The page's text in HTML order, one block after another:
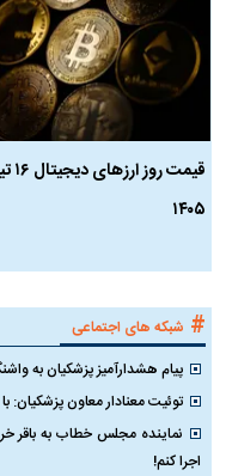
قیمت روز
۱۴۰۵
# شبکه های اجتماعی
پیام هشدارآمیز پزشکیان به
توئیت معنادار معاون پزشکیان:
نماینده مجلس خطاب به باقر
اجرا کنم!